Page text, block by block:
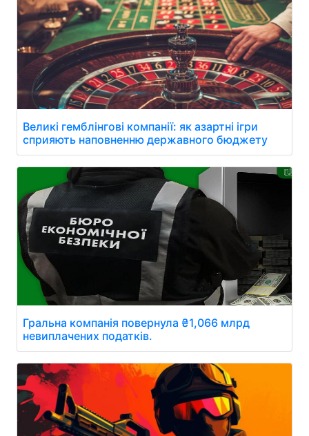
Великі гемблінгові компанії: як азартні ігри
сприяють наповненню державного бюджету
Гральна компанія повернула ₴1,066 млрд
невиплачених податків.